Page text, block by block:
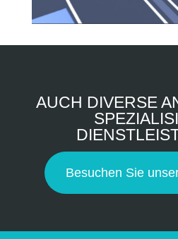
AUCH DIVERSE
Besuchen Sie